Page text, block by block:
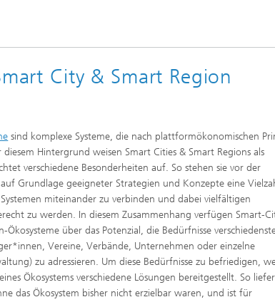
City & Smart Region
sind komplexe Systeme, die nach plattformökonomischen
Hintergrund weisen Smart Cities & Smart Regions als
verschiedene Besonderheiten auf. So stehen sie vor der
Grundlage geeigneter Strategien und Konzepte eine
miteinander zu verbinden und dabei vielfältigen
zu werden. In diesem Zusammenhang verfügen Smart-
Ökosysteme über das Potenzial, die Bedürfnisse
Vereine, Verbände, Unternehmen oder einzelne
zu adressieren. Um diese Bedürfnisse zu befriedigen,
Ökosystems verschiedene Lösungen bereitgestellt. So
das Ökosystem bisher nicht erzielbar waren, und ist für